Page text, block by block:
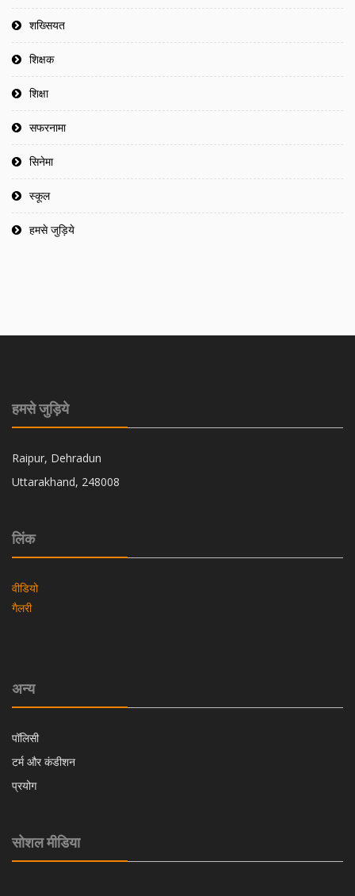
शख्सियत
शिक्षक
शिक्षा
सफरनामा
सिनेमा
स्कूल
हमसे जुड़िये
हमसे जुड़िये
Raipur, Dehradun
Uttarakhand, 248008
लिंक
वीडियो
गैलरी
अन्य
पॉलिसी
टर्म और कंडीशन
प्रयोग
सोशल मीडिया